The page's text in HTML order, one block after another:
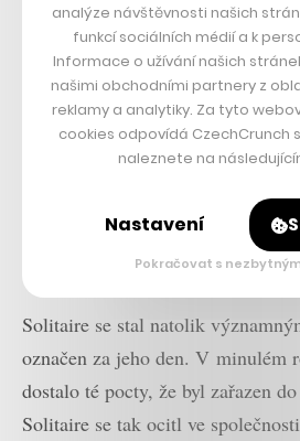
Vlastní den i síň slávy
Solitaire je pevnou součástí všech
Microsoftu, mimo Windows 8.1.
vedoucího studia Microsoft
odhaduje, že je nainstalovaný na
miliardě počítačů. Ty jsou
celého světa, nechybí například
nabízí hru ve více než šedesáti
Solitaire se stal natolik
označen za jeho den. V minulém
dostalo té pocty, že byl zařazen do
Solitaire se tak ocitl ve
analýze návštěvnosti našich
funkcí sociálních médií a k
Informace o užívání našich
našimi obchodními partnery z
reklamy a analytiky. Za tyto
cookies odpovídá CzechCrunch
naleznete na
Nastavení
Pokračovat s